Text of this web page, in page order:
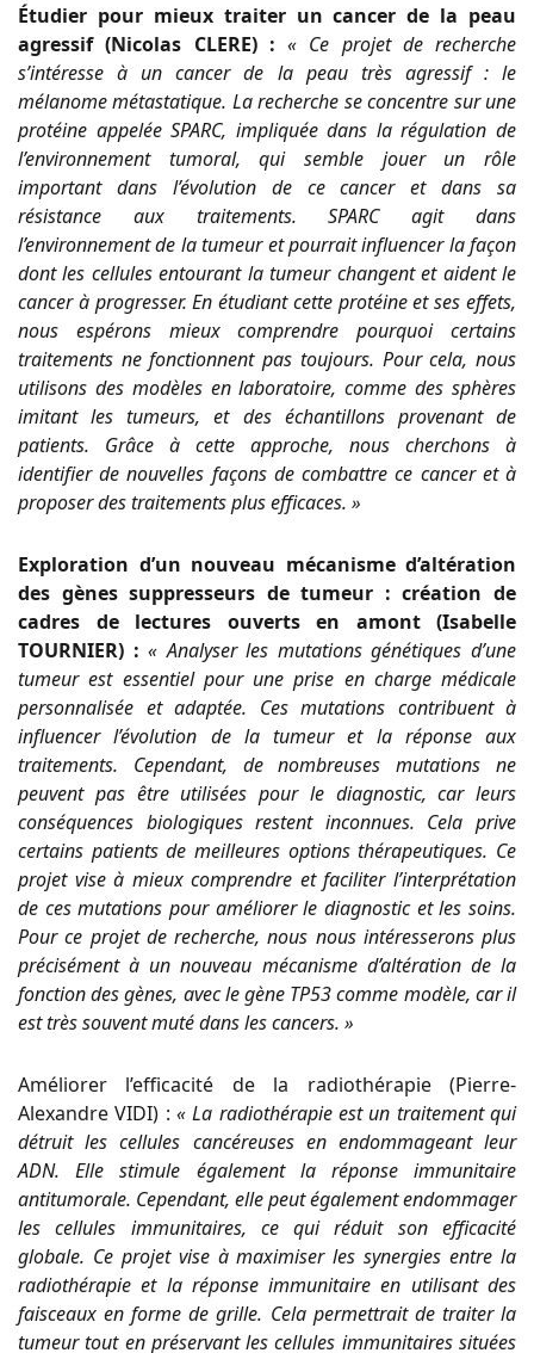
Étudier pour mieux traiter un cancer de la peau
agressif (Nicolas CLERE) : « Ce projet de recherche
s’intéresse à un cancer de la peau très agressif : le
mélanome métastatique. La recherche se concentre sur une
protéine appelée SPARC, impliquée dans la régulation de
l’environnement tumoral, qui semble jouer un rôle
important dans l’évolution de ce cancer et dans sa
résistance aux traitements. SPARC agit dans
l’environnement de la tumeur et pourrait influencer la façon
dont les cellules entourant la tumeur changent et aident le
cancer à progresser. En étudiant cette protéine et ses effets,
nous espérons mieux comprendre pourquoi certains
traitements ne fonctionnent pas toujours. Pour cela, nous
utilisons des modèles en laboratoire, comme des sphères
imitant les tumeurs, et des échantillons provenant de
patients. Grâce à cette approche, nous cherchons à
identifier de nouvelles façons de combattre ce cancer et à
proposer des traitements plus efficaces. »
Exploration d’un nouveau mécanisme d’altération
des gènes suppresseurs de tumeur : création de
cadres de lectures ouverts en amont (Isabelle
TOURNIER) : « Analyser les mutations génétiques d’une
tumeur est essentiel pour une prise en charge médicale
personnalisée et adaptée. Ces mutations contribuent à
influencer l’évolution de la tumeur et la réponse aux
traitements. Cependant, de nombreuses mutations ne
peuvent pas être utilisées pour le diagnostic, car leurs
conséquences biologiques restent inconnues. Cela prive
certains patients de meilleures options thérapeutiques. Ce
projet vise à mieux comprendre et faciliter l’interprétation
de ces mutations pour améliorer le diagnostic et les soins.
Pour ce projet de recherche, nous nous intéresserons plus
précisément à un nouveau mécanisme d’altération de la
fonction des gènes, avec le gène TP53 comme modèle, car il
est très souvent muté dans les cancers. »
Améliorer l’efficacité de la radiothérapie (Pierre-
Alexandre VIDI) : « La radiothérapie est un traitement qui
détruit les cellules cancéreuses en endommageant leur
ADN. Elle stimule également la réponse immunitaire
antitumorale. Cependant, elle peut également endommager
les cellules immunitaires, ce qui réduit son efficacité
globale. Ce projet vise à maximiser les synergies entre la
radiothérapie et la réponse immunitaire en utilisant des
faisceaux en forme de grille. Cela permettrait de traiter la
tumeur tout en préservant les cellules immunitaires situées